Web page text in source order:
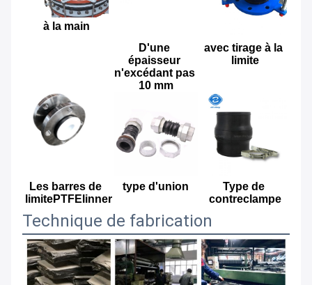
à la main
D'une
épaisseur
n'excédant pas
10 mm
avec tirage à la
limite
Les barres de
limitePTFElinner
type d'union
Type de
contreclampe
Technique de fabrication